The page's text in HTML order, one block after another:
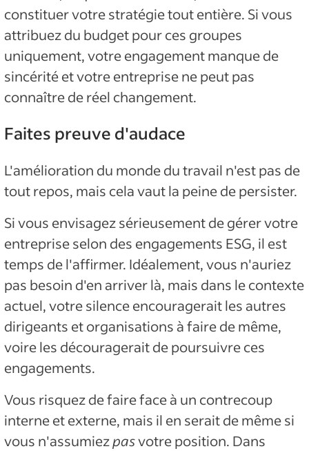
constituer votre stratégie tout entière. Si vous
attribuez du budget pour ces groupes
uniquement, votre engagement manque de
sincérité et votre entreprise ne peut pas
connaître de réel changement.
Faites preuve d'audace
L'amélioration du monde du travail n'est pas de
tout repos, mais cela vaut la peine de persister.
Si vous envisagez sérieusement de gérer votre
entreprise selon des engagements ESG, il est
temps de l'affirmer. Idéalement, vous n'auriez
pas besoin d'en arriver là, mais dans le contexte
actuel, votre silence encouragerait les autres
dirigeants et organisations à faire de même,
voire les découragerait de poursuivre ces
engagements.
Vous risquez de faire face à un contrecoup
interne et externe, mais il en serait de même si
vous n'assumiezpasvotre position. Dans